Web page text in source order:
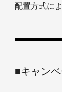
配置方式に
■キャン